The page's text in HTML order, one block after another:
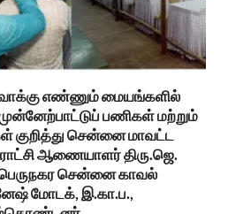
எண்ணும் மையங்களில்
பணிகள் மற்றும்
குறித்து சென்னை மாவட்ட
ஆணையாளர் திரு.ஜெ.
பெருநகர சென்னை காவல்
மோடக், இ.கா.ப.,